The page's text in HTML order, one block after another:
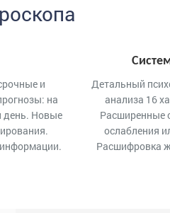
и
на
день. Новые
Детальный
анализа 16
Расширенные
ослабления
Расшифровка